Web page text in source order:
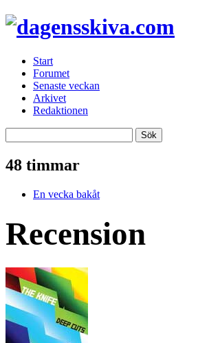
Start
Forumet
Senaste veckan
Arkivet
Redaktionen
48 timmar
En vecka bakåt
Recension